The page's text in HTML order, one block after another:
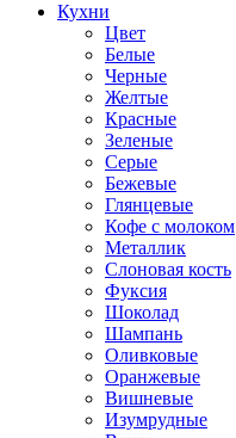
Кухни
Цвет
Белые
Черные
Желтые
Красные
Зеленые
Серые
Бежевые
Глянцевые
Кофе с молоком
Металлик
Слоновая кость
Фуксия
Шоколад
Шампань
Оливковые
Оранжевые
Вишневые
Изумрудные